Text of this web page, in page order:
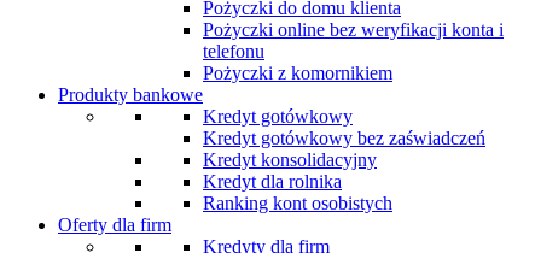
Pożyczki do domu klienta
Pożyczki online bez weryfikacji konta i
telefonu
Pożyczki z komornikiem
Produkty bankowe
Kredyt gotówkowy
Kredyt gotówkowy bez zaświadczeń
Kredyt konsolidacyjny
Kredyt dla rolnika
Ranking kont osobistych
Oferty dla firm
Kredyty dla firm